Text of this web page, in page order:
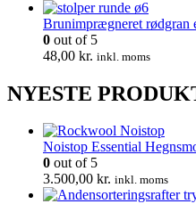
Brunimprægneret
0 out of 5
48,00 kr. inkl. moms
NYESTE
Noistop Essential
0 out of 5
3.500,00 kr. inkl. moms